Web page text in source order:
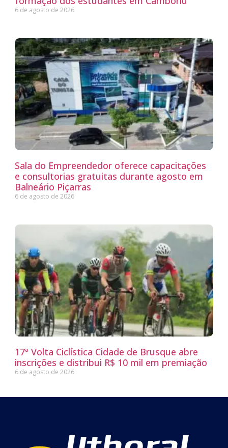
6 de agosto de 2026
Sala do Empreendedor oferece capacitações
e consultorias gratuitas durante agosto em
Balneário Piçarras
6 de agosto de 2026
17ª Volta Ciclística Cidade de Brusque abre
inscrições e distribui R$ 10 mil em premiação
6 de agosto de 2026